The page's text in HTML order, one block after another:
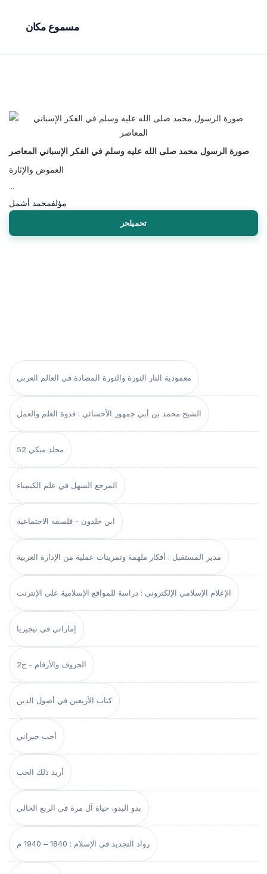
مسموع مكان
معمودية النار الثورة والثورة المضادة في العالم العربي
الشيخ محمد بن أبي جمهور الأحسائي : قدوة العلم والعمل
مجلد ميكي 52
المرجع السهل في علم الكيمياء
ابن خلدون - فلسفة الاجتماعية
مدير المستقبل : أفكار ملهمة وتمرينات عملية من الإدارة الغربية
الإعلام الإسلامي الإلكتروني : دراسة للمواقع الإسلامية على الإنترنت
إماراتي في نيجيريا
الحروف والأرقام - ج2
كتاب الأربعين في أصول الدين
أحب جيراني
أريد ذلك الحب
بدو البدو، حياة آل مرة في الربع الخالي
رواد التجديد في الإسلام : 1840 – 1940 م
صورة الرسول محمد صلى الله عليه وسلم في الفكر الإسباني المعاصر
الغموض والإثارة
مؤلفمحمد أشمل
تحميلحر